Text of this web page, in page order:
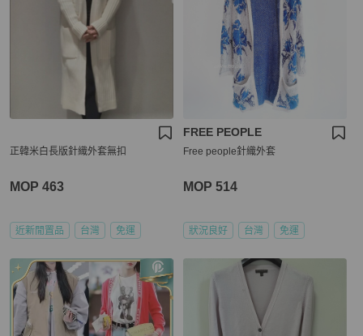
正韓米白長版針織外套無扣
MOP 463
近新閒置品 台灣 免運
FREE PEOPLE
Free people針織外套
MOP 514
狀況良好 台灣 免運